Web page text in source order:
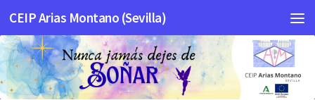
Saltar al contenido
CEIP Arias Montano (Sevilla)